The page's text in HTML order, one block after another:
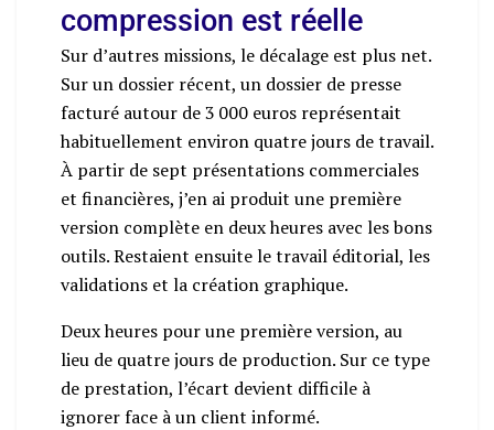
compression est réelle
Sur d’autres missions, le décalage est plus net.
Sur un dossier récent, un dossier de presse
facturé autour de 3 000 euros représentait
habituellement environ quatre jours de travail.
À partir de sept présentations commerciales
et financières, j’en ai produit une première
version complète en deux heures avec les bons
outils. Restaient ensuite le travail éditorial, les
validations et la création graphique.
Deux heures pour une première version, au
lieu de quatre jours de production. Sur ce type
de prestation, l’écart devient difficile à
ignorer face à un client informé.